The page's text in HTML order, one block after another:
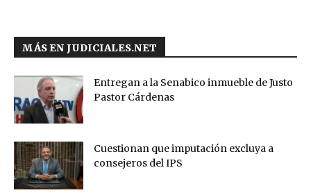
MÁS EN JUDICIALES.NET
Entregan a la Senabico inmueble de Justo
Pastor Cárdenas
Cuestionan que imputación excluya a
consejeros del IPS